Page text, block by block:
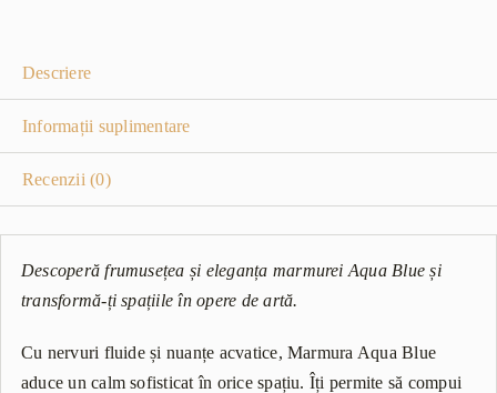
Descriere
Informații suplimentare
Recenzii (0)
Descoperă frumusețea și eleganța marmurei Aqua Blue și
transformă-ți spațiile în opere de artă.
Cu nervuri fluide și nuanțe acvatice, Marmura Aqua Blue
aduce un calm sofisticat în orice spațiu. Îți permite să compui